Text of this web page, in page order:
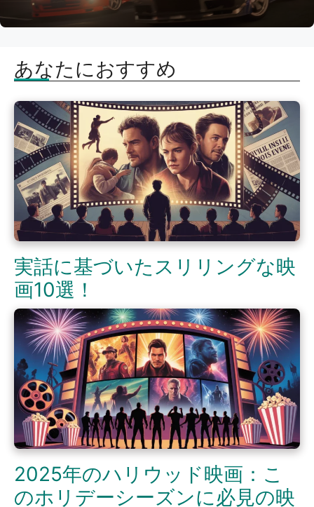
あなたにおすすめ
実話に基づいたスリリングな映
画10選！
2025年のハリウッド映画：こ
のホリデーシーズンに必見の映